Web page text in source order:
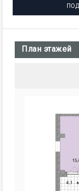
План этажей